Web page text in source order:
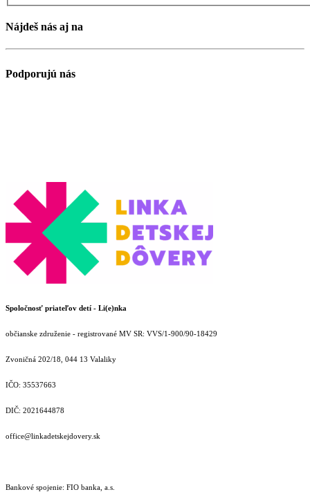
Nájdeš nás aj na
Podporujú nás
Spoločnosť priateľov detí - Li(e)nka
občianske združenie - registrované MV SR: VVS/1-900/90-18429
Zvoničná 202/18, 044 13 Valaliky
IČO: 35537663
DIČ: 2021644878
office@linkadetskejdovery.sk
Bankové spojenie: FIO banka, a.s.